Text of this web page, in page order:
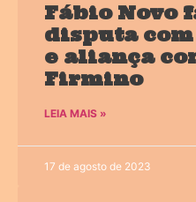
Fábio Novo
disputa
e aliança
Firmino
LEIA MAIS »
17 de agosto de 2023